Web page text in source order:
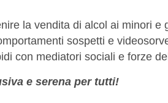
la vendita di alcol ai minori e
sospetti e
con mediatori sociali e forze
e serena per tutti!